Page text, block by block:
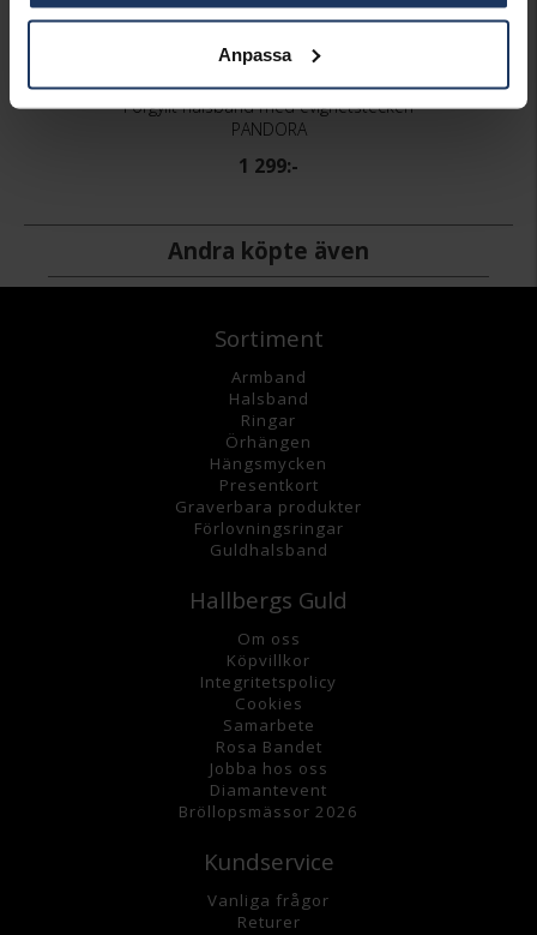
Anpassa
Förgyllt halsband med evighetstecken
PANDORA
1 299:-
Andra köpte även
Sortiment
Armband
Halsband
Ringar
Örhängen
Hängsmycken
Presentkort
Graverbara produkter
Förlovningsringar
Guldhalsband
Hallbergs Guld
Om oss
Köpvillkor
Integritetspolicy
Cookies
Samarbete
Rosa Bandet
Jobba hos oss
Diamantevent
Bröllopsmässor 2026
Kundservice
Vanliga frågor
Returer